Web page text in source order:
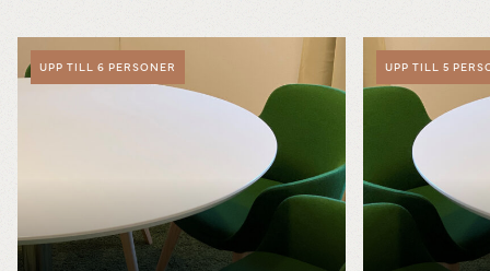
UPP TILL 6 PERSONER UPP TILL 5